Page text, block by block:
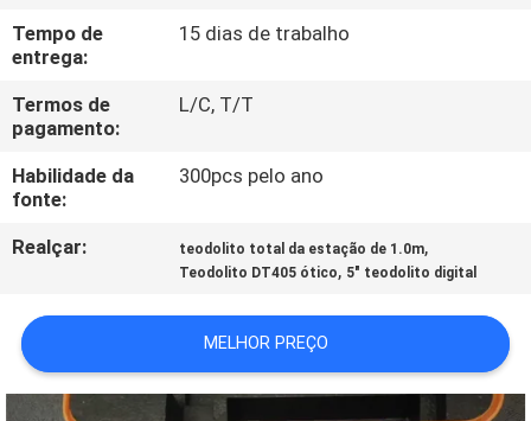
CONTACTE-
NOS
NOTÍCIA
DO
SITE
Tempo de
entrega:
15 dias de trabalho
Termos de
pagamento:
L/C, T/T
Habilidade da
fonte:
300pcs pelo ano
Realçar: teodolito total da estação de 1.0m,
Teodolito DT405 ótico, 5" teodolito digital
MELHOR PREÇO